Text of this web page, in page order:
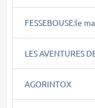
FESSEBOUSE:le
LES AVENTURES
AGORINTOX